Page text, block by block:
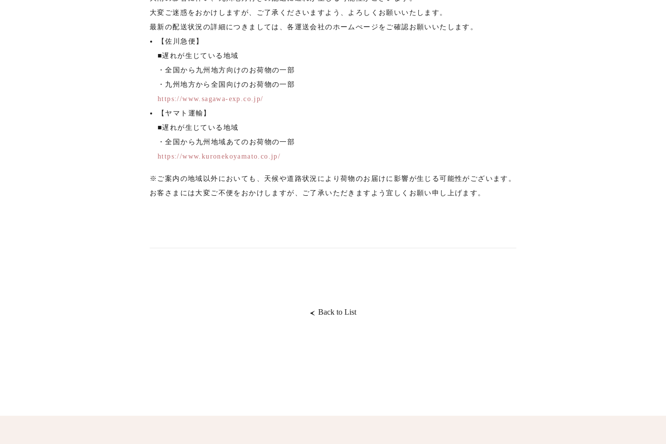
大変ご迷惑をおかけしますが、ご了承くださいますよう、よろしくお願いいたします。
最新の配送状況の詳細につきましては、各運送会社のホームぺージをご確認お願いいたします。
【佐川急便】
■遅れが生じている地域
・全国から九州地方向けのお荷物の一部
・九州地方から全国向けのお荷物の一部
https://www.sagawa-exp.co.jp/
【ヤマト運輸】
■遅れが生じている地域
・全国から九州地域あてのお荷物の一部
https://www.kuronekoyamato.co.jp/
※ご案内の地域以外においても、天候や道路状況により荷物のお届けに影響が生じる可能性がございます。
お客さまには大変ご不便をおかけしますが、ご了承いただきますよう宜しくお願い申し上げます。
Back to List